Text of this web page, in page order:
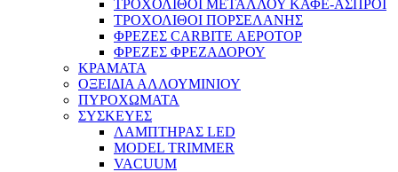
ΤΡΟΧΟΛΙΘΟΙ ΜΕΤΑΛΛΟΥ ΚΑΦΕ-ΑΣΠΡΟΙ
ΤΡΟΧΟΛΙΘΟΙ ΠΟΡΣΕΛΑΝΗΣ
ΦΡΕΖΕΣ CARBITE ΑΕΡΟΤΟΡ
ΦΡΕΖΕΣ ΦΡΕΖΑΔΟΡΟΥ
ΚΡΑΜΑΤΑ
ΟΞΕΙΔΙΑ ΑΛΛΟΥΜΙΝΙΟΥ
ΠΥΡΟΧΩΜΑΤΑ
ΣΥΣΚΕΥΕΣ
ΛΑΜΠΤΗΡΑΣ LED
MODEL TRIMMER
VACUUM